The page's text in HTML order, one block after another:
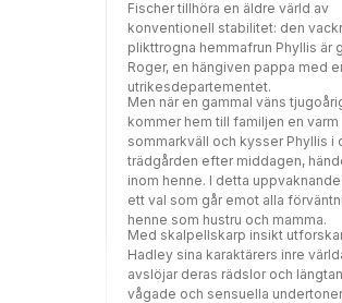
Fischer tillhöra en äldre värld av
konventionell stabilitet: den
plikttrogna hemmafrun Phyllis är
Roger, en hängiven pappa med
utrikesdepartementet.
Men när en gammal väns
kommer hem till familjen en varm
sommarkväll och kysser Phyllis i
trädgården efter middagen,
inom henne. I detta
ett val som går emot alla
henne som hustru och mamma.
Med skalpellskarp insikt
Hadley sina karaktärers inre
avslöjar deras rädslor och
vågade och sensuella